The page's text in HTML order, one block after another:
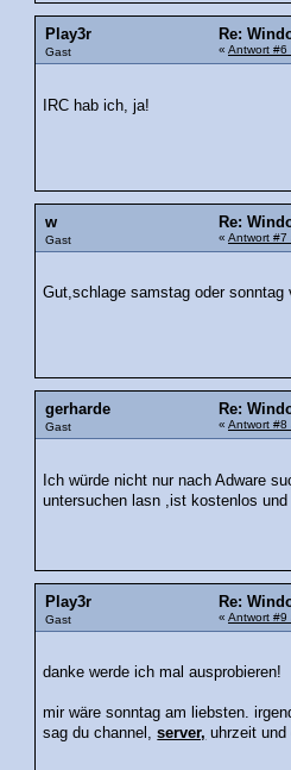
Play3r
Gast
Re:
« Antwort #6
IRC hab ich, ja!
w
Gast
Re:
« Antwort #7
Gut,schlage samstag oder sonntag
gerharde
Gast
Re:
« Antwort #8
Ich würde nicht nur nach Adware
untersuchen lasn ,ist kostenlos
Play3r
Gast
Re:
« Antwort #9
danke werde ich mal ausprobieren!
mir wäre sonntag am liebsten.
sag du channel,server, uhrzeit